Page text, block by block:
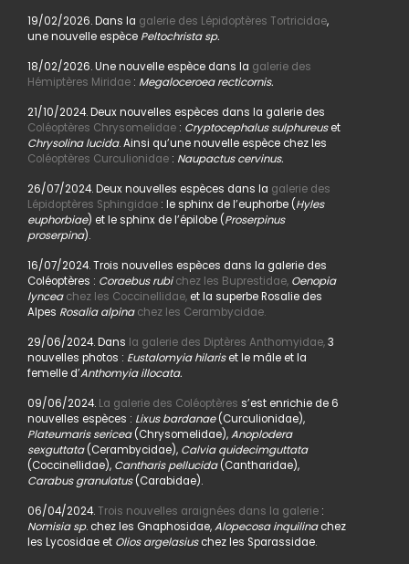
19/02/2026. Dans la galerie des Lépidoptères Tortricidae,
une nouvelle espèce Peltochrista sp.
18/02/2026. Une nouvelle espèce dans la galerie des
Hémiptères Miridae: Megaloceroea recticornis.
21/10/2024. Deux nouvelles espèces dans la galerie des
Coléoptères Chrysomelidae: Cryptocephalus sulphureuset
Chrysolina lucida. Ainsi qu’une nouvelle espèce chez les
Coléoptères Curculionidae : Naupactus cervinus.
26/07/2024. Deux nouvelles espèces dans la galerie des
Lépidoptères Sphingidae: le sphinx de l’euphorbe (Hyles
euphorbiae) et le sphinx de l’épilobe (Proserpinus
proserpina).
16/07/2024. Trois nouvelles espèces dans la galerie des
Coléoptères : Coraebus rubi chez les Buprestidae, Oenopia
lyncea chez les Coccinellidae,et la superbe Rosalie des
Alpes Rosalia alpina chez les Cerambycidae.
29/06/2024. Dans la galerie des Diptères Anthomyidae,3
nouvelles photos : Eustalomyia hilariset le mâle et la
femelle d’Anthomyia illocata.
09/06/2024.La galerie des Coléoptères s’est enrichie de 6
nouvelles espèces : Lixus bardanae(Curculionidae),
Plateumaris sericea(Chrysomelidae),Anoplodera
sexguttata(Cerambycidae), Calvia quidecimguttata
(Coccinellidae), Cantharis pellucida(Cantharidae),
Carabus granulatus(Carabidae).
06/04/2024.Trois nouvelles araignées dans la galerie:
Nomisia sp. chez les Gnaphosidae,Alopecosa inquilinachez
les Lycosidae et Olios argelasiuschez les Sparassidae.